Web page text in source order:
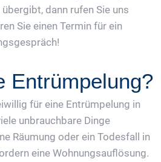
dann rufen Sie uns
Sie einen Termin für ein
Entrümpelung?
für eine Entrümpelung in
unbrauchbare Dinge
Räumung oder ein Todesfall in
eine Wohnungsauflösung.